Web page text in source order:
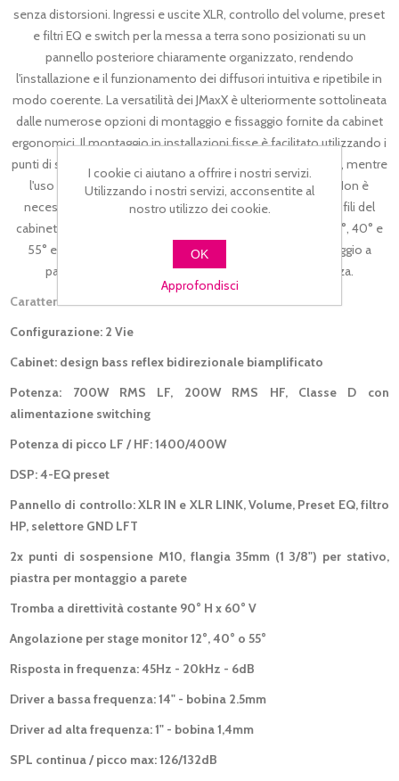
senza distorsioni. Ingressi e uscite XLR, controllo del volume, preset
e filtri EQ e switch per la messa a terra sono posizionati su un
pannello posteriore chiaramente organizzato, rendendo
l'installazione e il funzionamento dei diffusori intuitiva e ripetibile in
modo coerente. La versatilità dei JMaxX è ulteriormente sottolineata
dalle numerose opzioni di montaggio e fissaggio fornite da cabinet
ergonomici. Il montaggio in installazioni fisse è facilitato utilizzando i
punti di sospensione M10 o le flange per il supporto a parete, mentre
l'uso portatile è facilitato dalla presa da 35mm integrata. Non è
necessario disporre di stage monitor separati, poiché i profili del
cabinet delle JMaxX sono progettati a cuneo con angoli di 12°, 40° e
55° e, se utilizzate con preset EQ specifici per il monitoraggio a
pavimento, garantiranno agli artisti la massima nitidezza.
Caratteristiche
Configurazione: 2 Vie
Cabinet: design bass reflex bidirezionale biamplificato
Potenza: 700W RMS LF, 200W RMS HF, Classe D con
alimentazione switching
Potenza di picco LF / HF: 1400/400W
DSP: 4-EQ preset
Pannello di controllo: XLR IN e XLR LINK, Volume, Preset EQ, filtro
HP, selettore GND LFT
2x punti di sospensione M10, flangia 35mm (1 3/8") per stativo,
piastra per montaggio a parete
Tromba a direttività costante 90° H x 60° V
Angolazione per stage monitor 12°, 40° o 55°
Risposta in frequenza: 45Hz - 20kHz - 6dB
Driver a bassa frequenza: 14" - bobina 2.5mm
Driver ad alta frequenza: 1" - bobina 1,4mm
SPL continua / picco max: 126/132dB
I cookie ci aiutano a offrire i nostri servizi.
Utilizzando i nostri servizi, acconsentite al
nostro utilizzo dei cookie.
OK
Approfondisci